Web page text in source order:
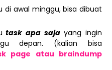
di awal minggu, bisa dibuat
task apa sajayang ingin
depan. (kalian bisa
page atau braindump